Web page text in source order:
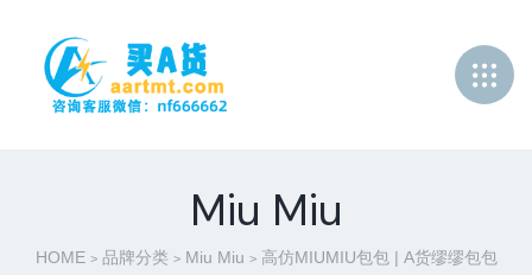
Miu Miu
HOME > 品牌分类 > Miu Miu > 高仿MIUMIU包包 | A货缪缪包包